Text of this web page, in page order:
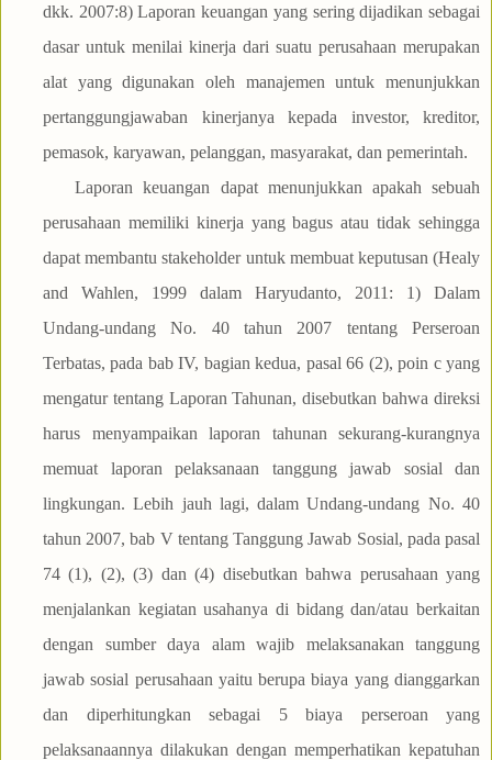
dkk. 2007:8) Laporan keuangan yang sering dijadikan sebagai
dasar untuk menilai kinerja dari suatu perusahaan merupakan
alat yang digunakan oleh manajemen untuk menunjukkan
pertanggungjawaban kinerjanya kepada investor, kreditor,
pemasok, karyawan, pelanggan, masyarakat, dan pemerintah.
Laporan keuangan dapat menunjukkan apakah sebuah
perusahaan memiliki kinerja yang bagus atau tidak sehingga
dapat membantu stakeholder untuk membuat keputusan (Healy
and Wahlen, 1999 dalam Haryudanto, 2011: 1) Dalam
Undang-undang No. 40 tahun 2007 tentang Perseroan
Terbatas, pada bab IV, bagian kedua, pasal 66 (2), poin c yang
mengatur tentang Laporan Tahunan, disebutkan bahwa direksi
harus menyampaikan laporan tahunan sekurang-kurangnya
memuat laporan pelaksanaan tanggung jawab sosial dan
lingkungan. Lebih jauh lagi, dalam Undang-undang No. 40
tahun 2007, bab V tentang Tanggung Jawab Sosial, pada pasal
74 (1), (2), (3) dan (4) disebutkan bahwa perusahaan yang
menjalankan kegiatan usahanya di bidang dan/atau berkaitan
dengan sumber daya alam wajib melaksanakan tanggung
jawab sosial perusahaan yaitu berupa biaya yang dianggarkan
dan diperhitungkan sebagai 5 biaya perseroan yang
pelaksanaannya dilakukan dengan memperhatikan kepatuhan